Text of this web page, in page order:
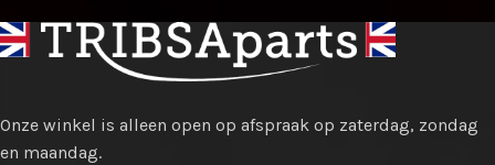
Onze winkel is alleen open op afspraak op zaterdag, zondag
en maandag.